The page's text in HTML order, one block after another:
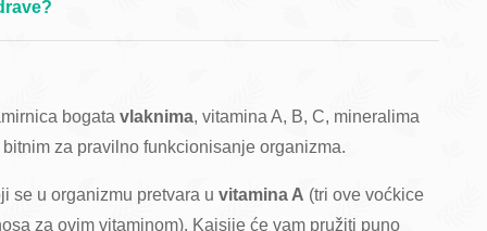
bogata vlaknima, vitamina A, B, C, mineralima
za pravilno funkcionisanje organizma.
se u organizmu pretvara u vitamina A (tri ove voćkice
za ovim vitaminom). Kajsije će vam pružiti puno